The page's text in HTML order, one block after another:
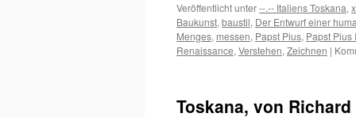
Veröffentlicht unter--.-- Italiens Toskana,
Baukunst, baustil, Der Entwurf einer
Menges, messen, Papst Pius, Papst Pius
Renaissance, Verstehen, Zeichnen |
Toskana, von